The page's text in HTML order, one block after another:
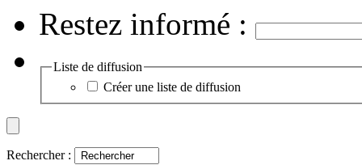
Restez informé :
Liste de diffusion
Créer une liste de diffusion
Rechercher :